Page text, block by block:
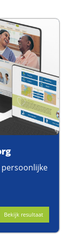
persoonlijke
Bekijk resultaat